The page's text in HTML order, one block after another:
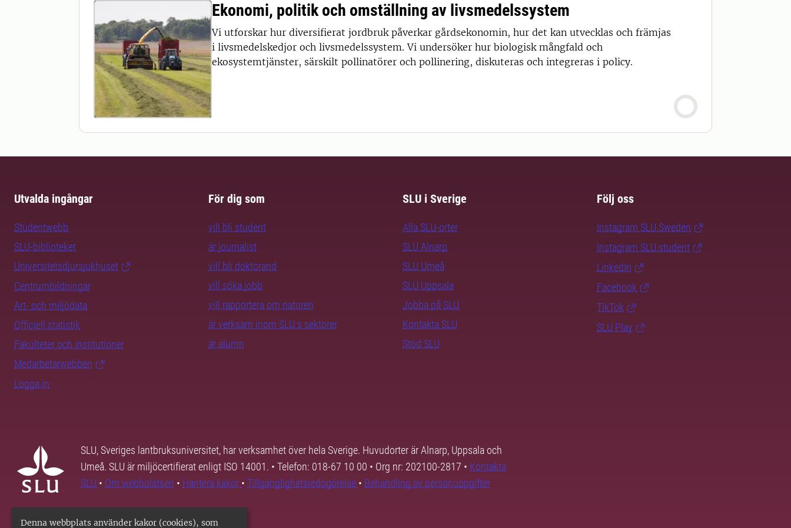
Denna webbplats använder kakor (cookies), som
Ekonomi, politik och omställning av livsmedelssystem
Vi utforskar hur diversifierat jordbruk påverkar gårdsekonomin, hur det kan utvecklas och främjas
i livsmedelskedjor och livsmedelssystem. Vi undersöker hur biologisk mångfald och
ekosystemtjänster, särskilt pollinatörer och pollinering, diskuteras och integreras i policy.
Utvalda ingångar
Studentwebb
SLU-biblioteket
Universitetsdjursjukhuset
Centrumbildningar
Art- och miljödata
Officiell statistik
Fakulteter och institutioner
Medarbetarwebben
Logga in
För dig som
vill bli student
är journalist
vill bli doktorand
vill söka jobb
vill rapportera om naturen
är verksam inom SLU:s sektorer
är alumn
SLU i Sverige
Alla SLU-orter
SLU Alnarp
SLU Umeå
SLU Uppsala
Jobba på SLU
Kontakta SLU
Stöd SLU
Följ oss
Instagram SLU.Sweden
Instagram SLU.student
LinkedIn
Facebook
TikTok
SLU Play
SLU, Sveriges lantbruksuniversitet, har verksamhet över hela Sverige. Huvudorter är Alnarp, Uppsala och
Umeå. SLU är miljöcertifierat enligt ISO 14001. • Telefon: 018-67 10 00 • Org nr: 202100-2817 • Kontakta
SLU • Om webbplatsen • Hantera kakor • Tillgänglighetsredogörelse • Behandling av personuppgifter